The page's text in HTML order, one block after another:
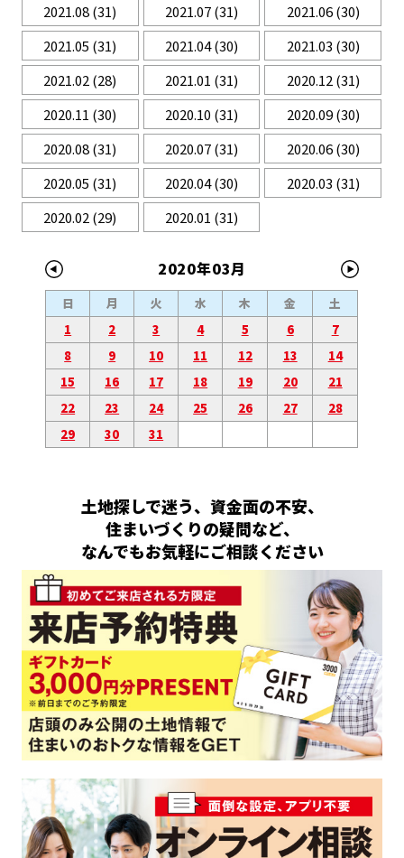
2021.08(31) 2021.07(31) 2021.06(30)
2021.05 (31) 2021.04(30) 2021.03 (30)
2021.02(28) 2021.01 (31) 2020.12(31)
2020.11 (30) 2020.10 (31) 2020.09(30)
2020.08(31) 2020.07(31) 2020.06(30)
2020.05 (31) 2020.04(30) 2020.03 (31)
2020.02(29) 2020.01 (31)
2020年03月
日 月 火 水 木 金
土
1
2 3 4 5 6
7
8
9 10 11 12 13
14
15
16 17 18 19 20
21
22
23 24 25 26 27
28
29
30 31
土地探しで迷う、資金面の不安、
住まいづくりの疑問など、
なんでもお気軽にご相談ください